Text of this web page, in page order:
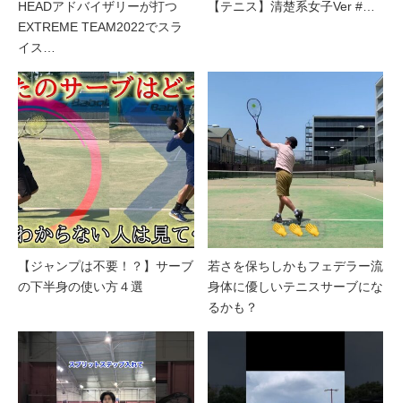
HEADアドバイザリーが打つ
EXTREME TEAM2022でスラ
イス…
【テニス】清楚系女子Ver #…
【ジャンプは不要！？】サーブ
の下半身の使い方４選
若さを保ちしかもフェデラー流
身体に優しいテニスサーブにな
るかも？